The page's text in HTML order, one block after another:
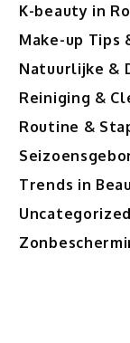
K-beauty in
Make-up Tips
Natuurlijke &
Reiniging &
Routine &
Trends in
Uncategorized